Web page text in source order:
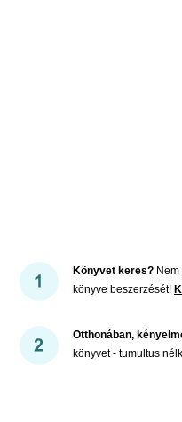
Könyvet keres?
könyve beszerzését!
Otthonában,
könyvet - tumultus